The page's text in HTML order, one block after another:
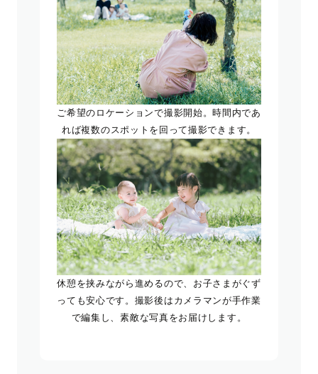
ご希望のロケーションで撮影開始。時間内であ
れば複数のスポットを回って撮影できます。
休憩を挟みながら進めるので、お子さまがぐず
っても安心です。撮影後はカメラマンが手作業
で編集し、素敵な写真をお届けします。